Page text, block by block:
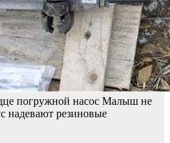
погружной насос Малыш не
надевают резиновые